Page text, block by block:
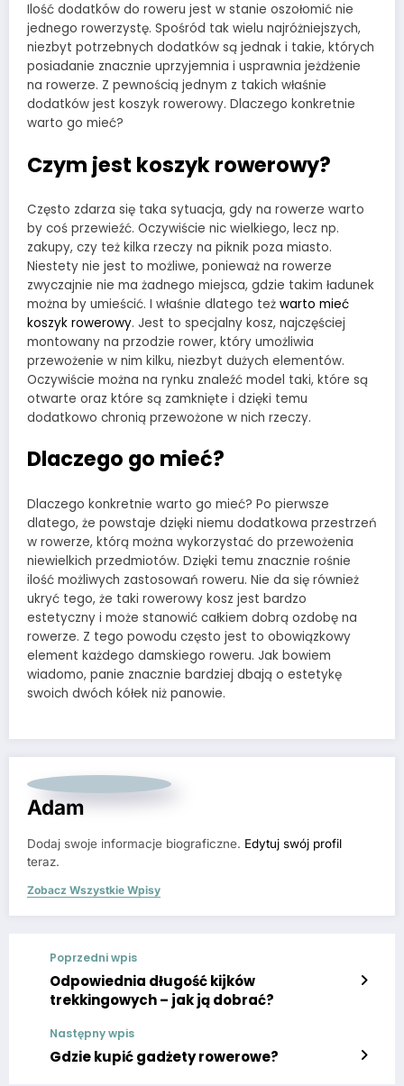
Ilość dodatków do roweru jest w stanie oszołomić nie
jednego rowerzystę. Spośród tak wielu najróżniejszych,
niezbyt potrzebnych dodatków są jednak i takie, których
posiadanie znacznie uprzyjemnia i usprawnia jeżdżenie
na rowerze. Z pewnością jednym z takich właśnie
dodatków jest koszyk rowerowy. Dlaczego konkretnie
warto go mieć?
Czym jest koszyk rowerowy?
Często zdarza się taka sytuacja, gdy na rowerze warto
by coś przewieźć. Oczywiście nic wielkiego, lecz np.
zakupy, czy też kilka rzeczy na piknik poza miasto.
Niestety nie jest to możliwe, ponieważ na rowerze
zwyczajnie nie ma żadnego miejsca, gdzie takim ładunek
można by umieścić. I właśnie dlatego też warto mieć
koszyk rowerowy. Jest to specjalny kosz, najczęściej
montowany na przodzie rower, który umożliwia
przewożenie w nim kilku, niezbyt dużych elementów.
Oczywiście można na rynku znaleźć model taki, które są
otwarte oraz które są zamknięte i dzięki temu
dodatkowo chronią przewożone w nich rzeczy.
Dlaczego go mieć?
Dlaczego konkretnie warto go mieć? Po pierwsze
dlatego, że powstaje dzięki niemu dodatkowa przestrzeń
w rowerze, którą można wykorzystać do przewożenia
niewielkich przedmiotów. Dzięki temu znacznie rośnie
ilość możliwych zastosowań roweru. Nie da się również
ukryć tego, że taki rowerowy kosz jest bardzo
estetyczny i może stanowić całkiem dobrą ozdobę na
rowerze. Z tego powodu często jest to obowiązkowy
element każdego damskiego roweru. Jak bowiem
wiadomo, panie znacznie bardziej dbają o estetykę
swoich dwóch kółek niż panowie.
Adam
Dodaj swoje informacje biograficzne. Edytuj swój profil
teraz.
Zobacz Wszystkie Wpisy
Poprzedni wpis
Odpowiednia długość kijków
trekkingowych – jak ją dobrać?
Następny wpis
Gdzie kupić gadżety rowerowe?